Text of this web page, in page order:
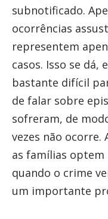
subnotificado.
ocorrências
representem
casos. Isso se dá,
bastante difícil
de falar sobre
sofreram, de
vezes não ocorre.
as famílias
quando o crime
um importante